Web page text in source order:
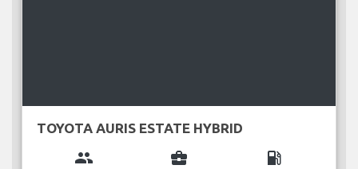
TOYOTA AURIS ESTATE HYBRID
group business_center local_gas_station